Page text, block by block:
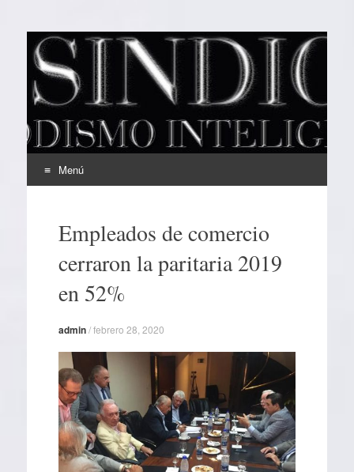
EL SINDICAL
Periodismo Inteligente
Menú
contenidoEmpleados de comercio
cerraron la paritaria 2019
en 52%
admin/febrero 28, 2020